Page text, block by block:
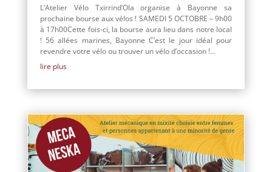
L’Atelier Vélo Txirrind’Ola organise à Bayonne sa
prochaine bourse aux vélos ! SAMEDI 5 OCTOBRE – 9h00
à 17h00Cette fois-ci, la bourse aura lieu dans notre local
! 56 allées marines, Bayonne C’est le jour idéal pour
revendre votre vélo ou trouver un vélo d’occasion !...
lire plus